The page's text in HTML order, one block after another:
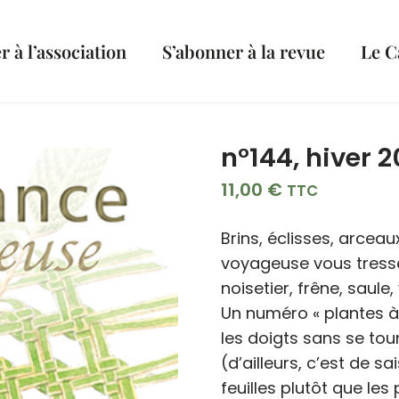
à l’association S’abonner à la revue Le
n°144, hiver
11,00 € TTC
Brins, éclisses,
voyageuse vous
noisetier, frêne,
Un numéro « plantes
les doigts sans se
(d’ailleurs, c’est de
feuilles plutôt que les